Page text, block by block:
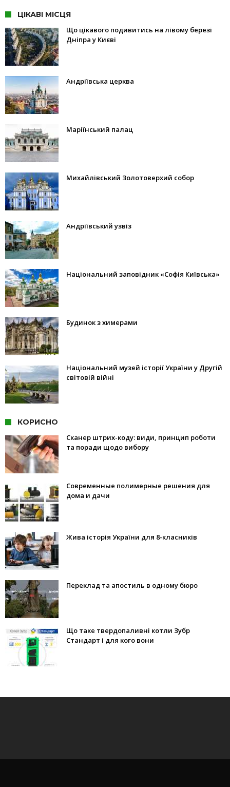
ЦІКАВІ МІСЦЯ
Що цікавого подивитись на лівому березі
Дніпра у Києві
Андріївська церква
Маріїнський палац
Михайлівський Золотоверхий собор
Андріївський узвіз
Національний заповідник «Софія Київська»
Будинок з химерами
Національний музей історії України у Другій
світовій війні
КОРИСНО
Сканер штрих-коду: види, принцип роботи
та поради щодо вибору
Современные полимерные решения для
дома и дачи
Жива історія України для 8-класників
Переклад та апостиль в одному бюро
Що таке твердопаливні котли Зубр
Стандарт і для кого вони